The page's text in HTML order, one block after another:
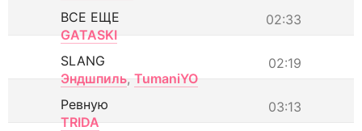
02:33
ВСЕ ЕЩЕ
GATASKI
02:19
SLANG
Эндшпиль, TumaniYO
03:13
Ревную
TRIDA